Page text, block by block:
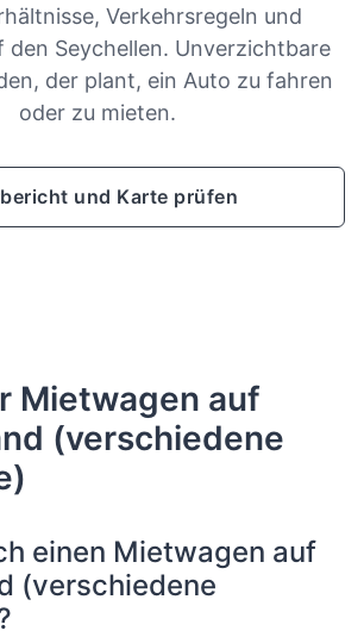
Verkehrsregeln und
den Seychellen. Unverzichtbare
der plant, ein Auto zu fahren
oder zu mieten.
und Karte prüfen
Mietwagen auf
(verschiedene
einen Mietwagen auf
(verschiedene